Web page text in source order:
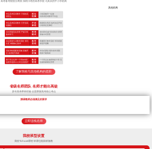
高考备考院校分两类 深耕川考的高考学校 与其余的中小学机构
其他机构
专注高考应试教学 只招收高
考学生
招 生
范 围
小初高辅导一起做
对高考应试教学不专业
专注高考应试教学 只开设高
考课程
开 设
课 程
根据招生情况 临时决定开设
小初高任意课程
全封闭规范化管理 严抓日常
备考学习
管 理
模 式
非封闭式(或“半封闭式”)管理
非集中式管理
自主研发TLE教学系统 专利
认证 掌握核心技术
教 学
流 程
照搬同行教学流程 学到表面
依葫芦画瓢
高标准校园配套设施 设施齐
全 高考绝不将就
硬 件
设 施
作坊式课堂 硬件条件局限
很多只能将就
两个班主任带一个班加专职
的夜班老师24小时全程陪护
教 学
管 理
一个班主任老师带多个班 无
法做到精细化管理
了解我校与其他机构的差距
省级名师团队 名师才能出高徒
多年高考带班经验 全面掌握高考核心考点
授课教师必须满足的要求
立即连线名师
我校班型设置
我校TLEscort课程 班课也能因材施教